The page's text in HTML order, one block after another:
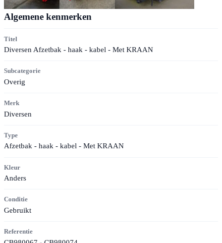
Algemene kenmerken
Titel
Diversen Afzetbak - haak - kabel - Met KRAAN
Subcategorie
Overig
Merk
Diversen
Type
Afzetbak - haak - kabel - Met KRAAN
Kleur
Anders
Conditie
Gebruikt
Referentie